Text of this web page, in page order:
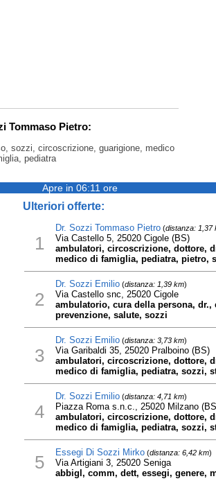
Tommaso Pietro:
sozzi, circoscrizione, guarigione, medico
pediatra
Apre in 06:11 ore
Ulteriori offerte:
1
Dr. Sozzi Tommaso Pietro(distanza: 1,37
Via Castello 5, 25020 Cigole (BS)
ambulatori, circoscrizione, dottore,
medico di famiglia, pediatra, pietro,
2
Dr. Sozzi Emilio(distanza: 1,39 km)
Via Castello snc, 25020 Cigole
ambulatorio, cura della persona,
prevenzione, salute, sozzi
3
Dr. Sozzi Emilio(distanza: 3,73 km)
Via Garibaldi 35, 25020 Pralboino (BS)
ambulatori, circoscrizione, dottore,
medico di famiglia, pediatra, sozzi,
4
Dr. Sozzi Emilio(distanza: 4,71 km)
Piazza Roma s.n.c., 25020 Milzano
ambulatori, circoscrizione, dottore,
medico di famiglia, pediatra, sozzi,
5 Essegi Di Sozzi Mirko(distanza: 6,42 km)
Via Artigiani 3, 25020 Seniga
abbigl, comm, dett, essegi, genere,